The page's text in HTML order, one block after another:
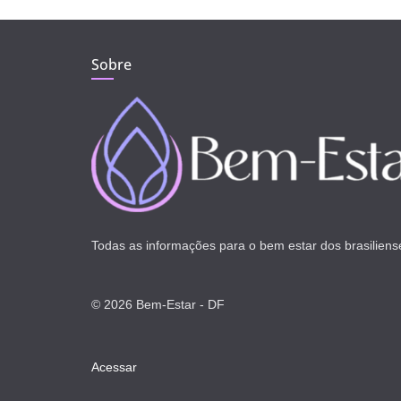
Sobre
Todas as informações para o bem estar dos
© 2026 Bem-Estar - DF
Acessar